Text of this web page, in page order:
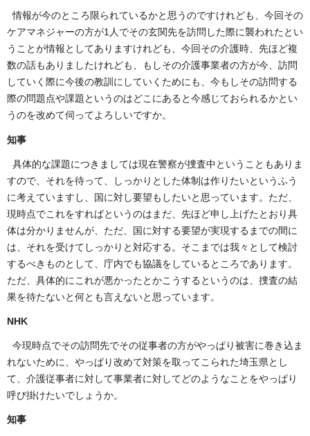
情報が今のところ限られているかと思うのですけれども、今回その
ケアマネジャーの方が1人でその玄関先を訪問した際に襲われたとい
うことが情報としてありますけれども、今回その介護時、先ほど複
数の話もありましたけれども、もしその介護事業者の方が今、訪問
していく際に今後の教訓にしていくためにも、今もしその訪問する
際の問題点や課題というのはどこにあると今感じておられるかとい
うのを改めて伺ってよろしいですか。
知事
具体的な課題につきましては現在警察が捜査中ということもありま
すので、それを待って、しっかりとした体制は作りたいというふう
に考えていますし、国に対し要望もしたいと思っています。ただ、
現時点でこれをすればというのはまだ、先ほど申し上げたとおり具
体は分かりませんが、ただ、国に対する要望が実現するまでの間に
は、それを受けてしっかりと対応する。そこまでは我々として検討
するべきものとして、庁内でも協議をしているところであります。
ただ、具体的にこれが悪かったとかこうするというのは、捜査の結
果を待たないと何とも言えないと思っています。
NHK
今現時点でその訪問先でその従事者の方がやっぱり被害に巻き込ま
れないために、やっぱり改めて対策を取ってこられた埼玉県とし
て、介護従事者に対して事業者に対してどのようなことをやっぱり
呼び掛けたいでしょうか。
知事